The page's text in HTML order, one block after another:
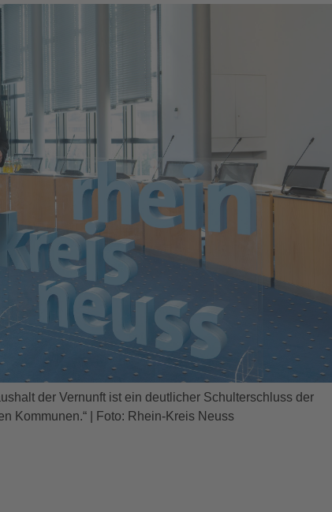
der Vernunft ist ein deutlicher Schulterschluss der
Kommunen.“ | Foto: Rhein-Kreis Neuss